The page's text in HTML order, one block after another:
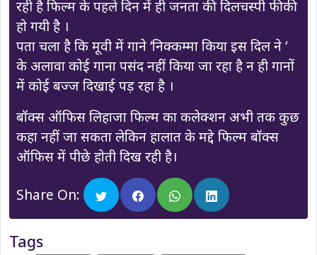
रही है फिल्म के पहले दिन में ही जनता की दिलचस्पी फीकी
हो गयी है ।
पता चला है कि मूवी में गाने ‘निक्कम्मा किया इस दिल ने ‘
के अलावा कोई गाना पसंद नहीं किया जा रहा है न ही गानों
में कोई बज्ज दिखाई पड़ रहा है ।
बॉक्स ऑफिस लिहाजा फिल्म का कलेक्शन अभी तक कुछ
कहा नहीं जा सकता लेकिन हालात के मद्दे फिल्म बॉक्स
ऑफिस में पीछे होती दिख रही है।
Share On:
Tags